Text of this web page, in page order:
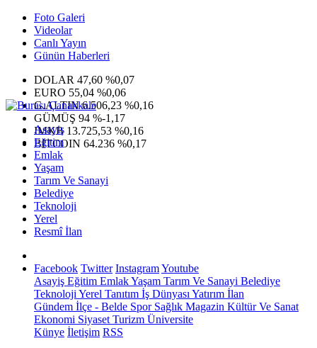
Foto Galeri
Videolar
Canlı Yayın
Günün Haberleri
DOLAR 47,60 %0,07
EURO 55,04 %0,06
G.ALTIN6.506,23 %0,16
GÜMÜŞ 94 %-1,17
IMKB 13.725,53 %0,16
BITCOIN 64.236 %0,17
Asayiş
Eğitim
Emlak
Yaşam
Tarım Ve Sanayi
Belediye
Teknoloji
Yerel
Resmî İlan
Facebook Twitter InstagramYoutube
Asayiş Eğitim EmlakYaşam Tarım Ve Sanayi Belediye
Teknoloji Yerel Tanıtım İş Dünyası Yatırım İlan
Gündem İlçe - Belde SporSağlık Magazin Kültür Ve Sanat
Ekonomi Siyaset Turizm Üniversite
Künye İletişim RSS